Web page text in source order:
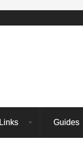
Links Guides